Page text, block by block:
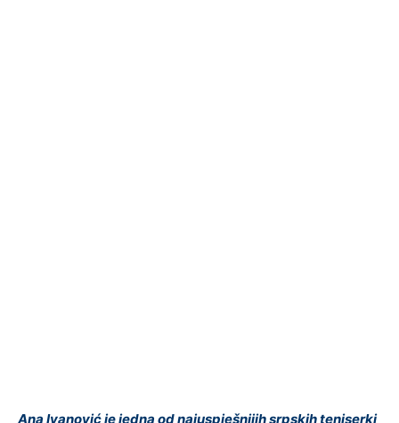
Ana Ivanović je jedna od najuspješnijih srpskih teniserki